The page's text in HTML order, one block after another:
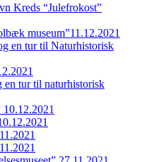
Kreds “Julefrokost”
museum”11.12.2021
en tur til Naturhistorisk
en tur til naturhistorisk